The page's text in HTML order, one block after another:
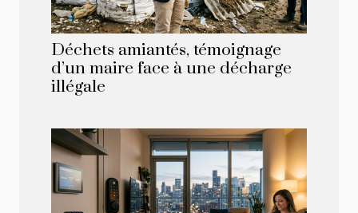
Déchets amiantés, témoignage
d’un maire face à une décharge
illégale